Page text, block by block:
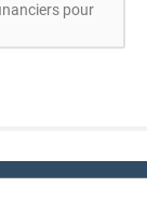
pour